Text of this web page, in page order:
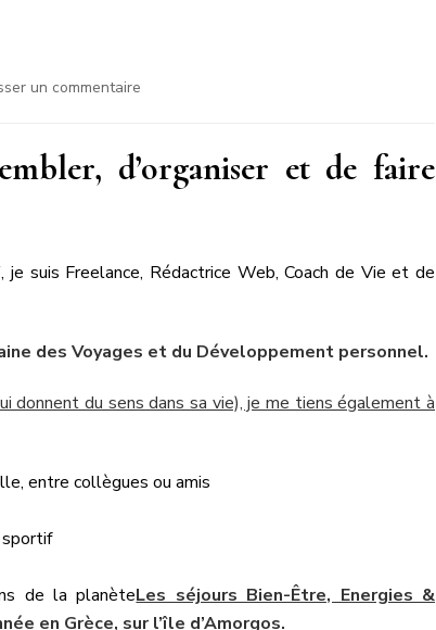
un commentaire
agent
de
d’organiser et de faire
, je suis Freelance, Rédactrice Web, Coach de Vie et de
des Voyages et du Développement personnel.
donnent du sens dans sa vie), je me tiens également à
entre collègues ou amis
sportif
de la planèteLes séjours Bien-Être, Energies &
en Grèce, sur l’île d’Amorgos.